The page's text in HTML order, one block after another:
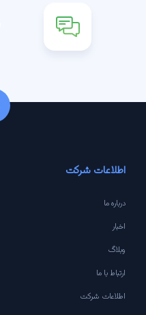
اطلاعات شرکت
درباره ما
اخبار
وبلاگ
ارتباط با ما
اطلاعات شرکت